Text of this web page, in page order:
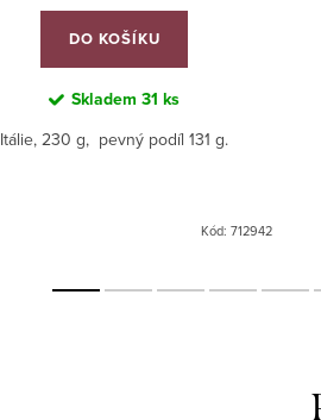
DO KOŠÍKU
Skladem 31 ks
Itálie, 230 g, pevný podíl 131 g.
Kód: 712942